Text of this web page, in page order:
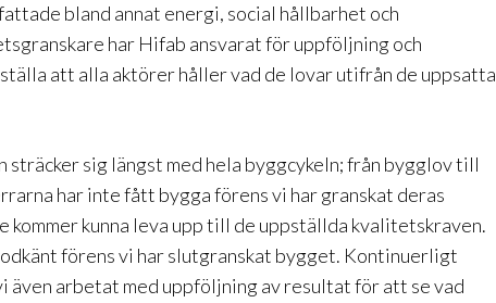
bland annat energi, social hållbarhet och
har Hifab ansvarat för uppföljning och
att alla aktörer håller vad de lovar utifrån de uppsatta
sträcker sig längst med hela byggcykeln; från bygglov till
har inte fått bygga förens vi har granskat deras
kommer kunna leva upp till de uppställda kvalitetskraven.
förens vi har slutgranskat bygget. Kontinuerligt
även arbetat med uppföljning av resultat för att se vad